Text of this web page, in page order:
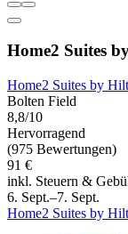
Home2 Suites
Home2 Suites by
Bolten Field
8,8/10
Hervorragend
(975 Bewertungen)
91 €
inkl. Steuern &
6. Sept.–7. Sept.
Home2 Suites by